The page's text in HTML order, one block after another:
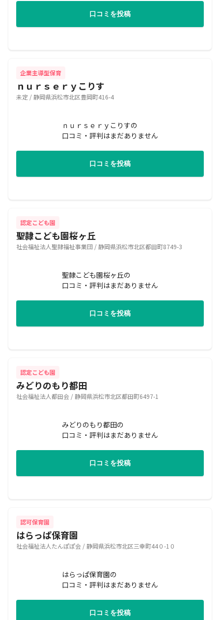
口コミを投稿
企業主導型保育
ｎｕｒｓｅｒｙこりす
未定 / 静岡県浜松市北区豊岡町416-4
ｎｕｒｓｅｒｙこりすの
口コミ・評判はまだありません
口コミを投稿
認定こども園
聖隷こども園桜ヶ丘
社会福祉法人聖隷福祉事業団 / 静岡県浜松市北区都田町8749-3
聖隷こども園桜ヶ丘の
口コミ・評判はまだありません
口コミを投稿
認定こども園
みどりのもり都田
社会福祉法人都田会 / 静岡県浜松市北区都田町6497-1
みどりのもり都田の
口コミ・評判はまだありません
口コミを投稿
認可保育園
はらっぱ保育園
社会福祉法人たんぽぽ会 / 静岡県浜松市北区三幸町44０-1０
はらっぱ保育園の
口コミ・評判はまだありません
口コミを投稿